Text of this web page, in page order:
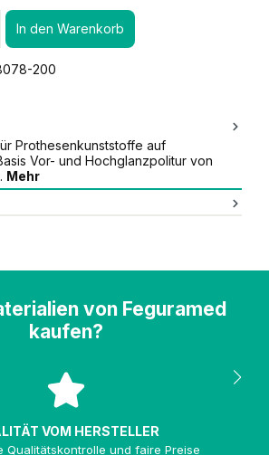
In den Warenkorb
200
Prothesenkunststoffe auf
Vor- und Hochglanzpolitur von
Mehr
von Feguramed
kaufen?
VOM HERSTELLER
Qualitätskontrolle und faire Preise